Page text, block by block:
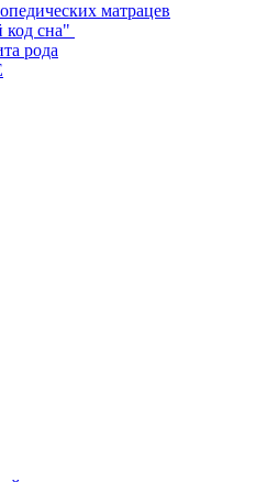
матрацев
код сна"
рода